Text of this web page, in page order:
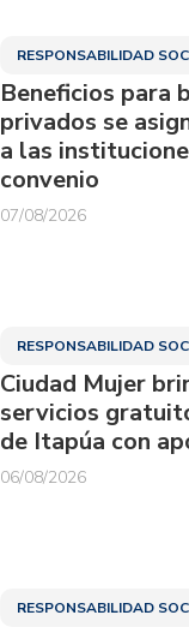
RESPONSABILIDAD
Beneficios para
privados se
a las
convenio
07/08/2026
RESPONSABILIDAD
Ciudad Mujer
servicios
de Itapúa con
06/08/2026
RESPONSABILIDAD